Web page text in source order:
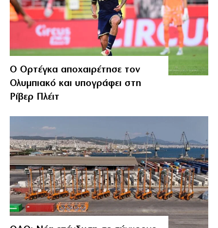
Ο Ορτέγκα αποχαιρέτησε τον
Ολυμπιακό και υπογράφει στη
Ρίβερ Πλέιτ